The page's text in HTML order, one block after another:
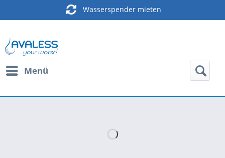
Wasserspender mieten
Menü